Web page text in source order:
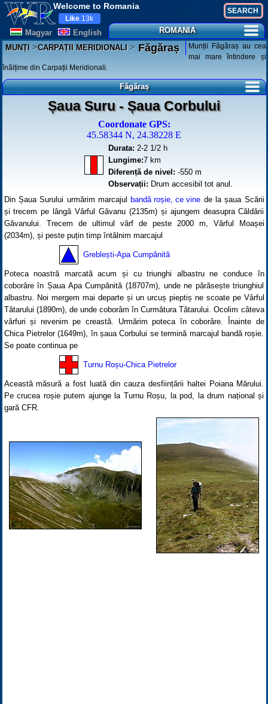
Welcome to Romania
Magyar English
Like 13k
ROMANIA
MUNȚI>CARPAȚII MERIDIONALI>Făgăraș
Munții Făgăraș au cea
mai mare întindere și
înălțime din Carpații Meridionali.
Făgăraș
Șaua Suru - Șaua Corbului
Coordonate GPS:
45.58344 N, 24.38228 E
Durata: 2-2 1/2 h
Lungime:7 km
Diferență de nivel: -550 m
Observații: Drum accesibil tot anul.
Din Șaua Surului urmărim marcajul
bandă roșie, ce vine de la șaua Scării
și trecem pe lângă Vârful Găvanu (2135m) și ajungem deasupra Căldării
Găvanului. Trecem de ultimul vârf de peste 2000 m, Vârful Moașei
(2034m), și peste puțin timp întâlnim marcajul
Greblești-Apa Cumpănită
Poteca noastră marcată acum și cu triunghi albastru ne conduce în
coborâre în Șaua Apa Cumpănită (18707m), unde ne părăsește triunghiul
albastru. Noi mergem mai departe și un urcuș pieptiș ne scoate pe Vârful
Tătarului (1890m), de unde coborâm în Curmătura Tătarului. Ocolim câteva
vârfuri și revenim pe creastă. Urmărim poteca în coborâre. Înainte de
Chica Pietrelor (1649m), în șaua Corbului se termină marcajul bandă roșie.
Se poate continua pe
Turnu Roșu-Chica Pietrelor
Această măsură a fost luată din cauza desființării haltei Poiana Mărului.
Pe crucea roșie putem ajunge la Turnu Roșu, la pod, la drum național și
gară CFR.